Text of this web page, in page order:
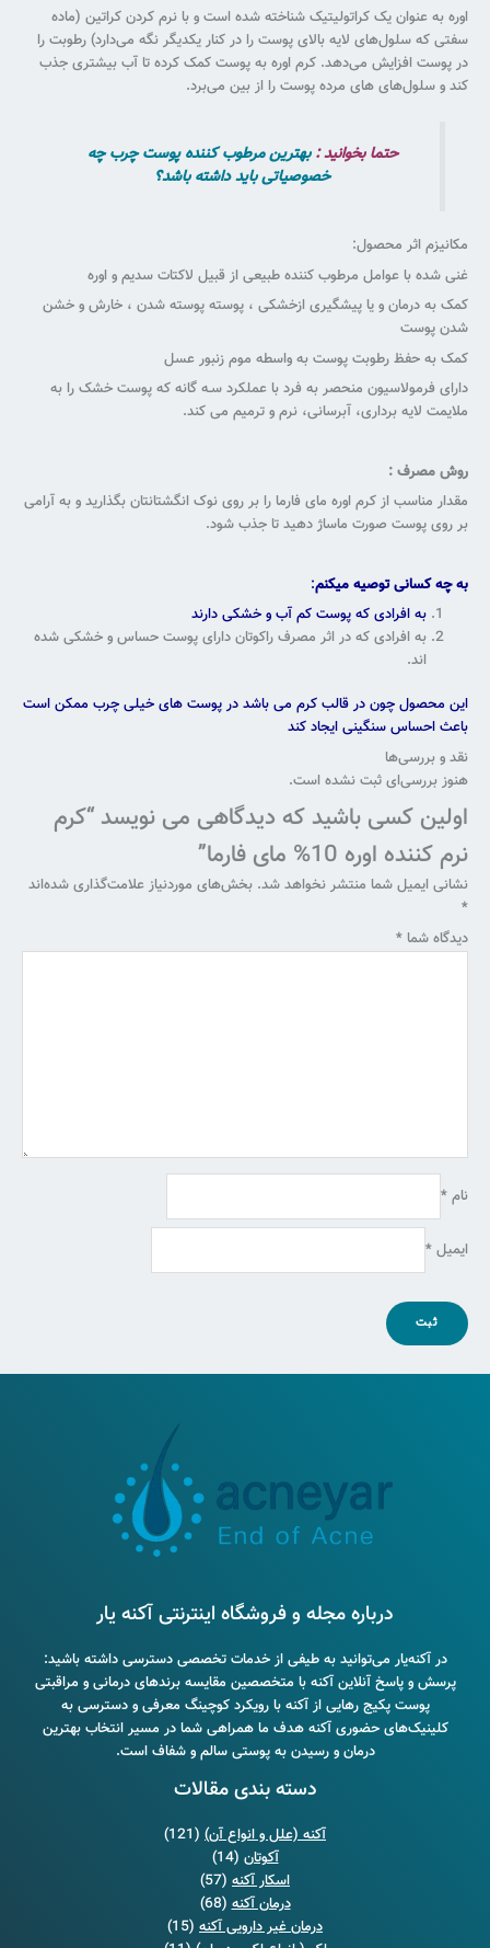
اوره به عنوان یک کراتولیتیک شناخته شده است و با نرم کردن کراتین (ماده
سفتی که سلول‌های لایه بالای پوست را در کنار یکدیگر نگه می‌دارد) رطوبت را
در پوست افزایش می‌دهد. کرم اوره به پوست کمک کرده تا آب بیشتری جذب
کند و سلول‌های های مرده پوست را از بین می‌برد.
حتما بخوانید : بهترین مرطوب کننده پوست چرب چه
خصوصیاتی باید داشته باشد؟
مکانیزم اثر محصول:
غنى شده با عوامل مرطوب کننده طبیعى از قبیل لاکتات سدیم و اوره
کمک به درمان و یا پیشگیرى ازخشکى ، پوسته پوسته شدن ، خارش و خشن
شدن پوست
کمک به حفظ رطوبت پوست به واسطه موم زنبور عسل
داراى فرمولاسیون منحصر به فرد با عملکرد سـه گانه که پوست خشک را به
ملایمت لایه بردارى، آبرسانى، نرم و ترمیم مى کند.
روش مصرف :
مقدار مناسب از کرم اوره مای فارما را بر روی نوک انگشتانتان بگذارید و به آرامی
بر روی پوست صورت ماساژ دهید تا جذب شود.
به چه کسانی توصیه میکنم:
به افرادی که پوست کم آب و خشکی دارند
به افرادی که در اثر مصرف راکوتان دارای پوست حساس و خشکی شده
اند.
این محصول چون در قالب کرم می باشد در پوست های خیلی چرب ممکن است
باعث احساس سنگینی ایجاد کند
نقد و بررسی‌ها
هنوز بررسی‌ای ثبت نشده است.
اولین کسی باشید که دیدگاهی می نویسد “کرم
نرم کننده اوره 10% مای فارما”
نشانی ایمیل شما منتشر نخواهد شد. بخش‌های موردنیاز علامت‌گذاری شده‌اند
*
دیدگاه شما *
نام *
ایمیل *
درباره مجله و فروشگاه اینترنتی آکنه یار
در آکنه‌یار می‌توانید به طیفی از خدمات تخصصی دسترسی داشته باشید:
پرسش و پاسخ آنلاین آکنه با متخصصین مقایسه برندهای درمانی و مراقبتی
پوست پکیج رهایی از آکنه با رویکرد کوچینگ معرفی و دسترسی به
کلینیک‌های حضوری آکنه هدف ما همراهی شما در مسیر انتخاب بهترین
درمان و رسیدن به پوستی سالم و شفاف است.
دسته بندی مقالات
آکنه (علل و انواع آن) (121)
آکوتان (14)
اسکار آکنه (57)
درمان آکنه(68)
درمان غیر دارویی آکنه (15)